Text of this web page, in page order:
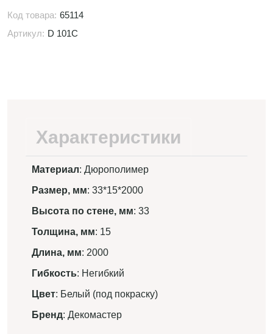
Код товара: 65114
Артикул: D 101C
Характеристики
Материал: Дюрополимер
Размер, мм: 33*15*2000
Высота по стене, мм: 33
Толщина, мм: 15
Длина, мм: 2000
Гибкость: Негибкий
Цвет: Белый (под покраску)
Бренд: Декомастер